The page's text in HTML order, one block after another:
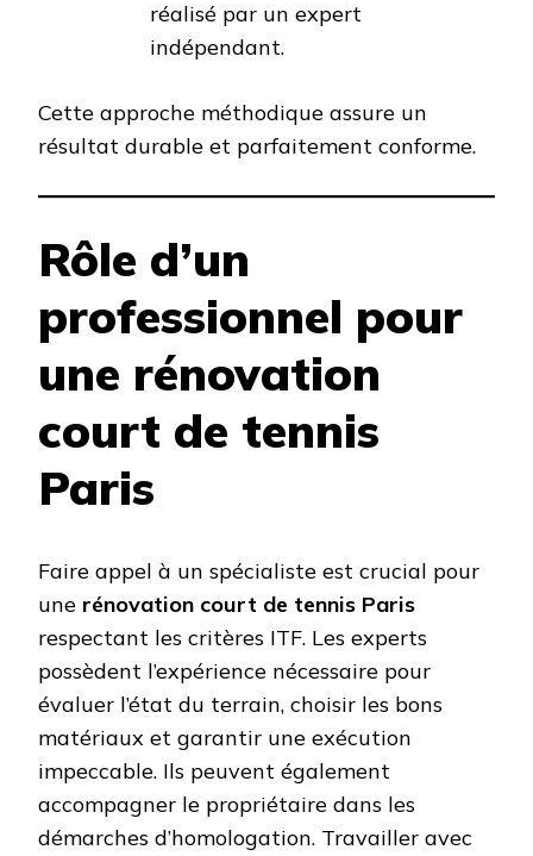
réalisé par un expert
indépendant.
Cette approche méthodique assure un
résultat durable et parfaitement conforme.
Rôle d’un
professionnel pour
une rénovation
court de tennis
Paris
Faire appel à un spécialiste est crucial pour
une rénovation court de tennis Paris
respectant les critères ITF. Les experts
possèdent l’expérience nécessaire pour
évaluer l’état du terrain, choisir les bons
matériaux et garantir une exécution
impeccable. Ils peuvent également
accompagner le propriétaire dans les
démarches d’homologation. Travailler avec